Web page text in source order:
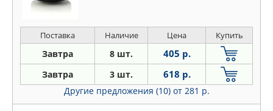
Поставка Наличие Цена Купить
Завтра 8 шт. 405 р.
Завтра 3 шт. 618 р.
Другие предложения (10) от 281 р.